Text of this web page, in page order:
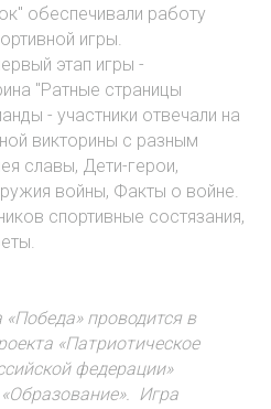
обеспечивали работу
игры.
этап игры -
"Ратные страницы
- участники отвечали на
викторины с разным
славы, Дети-герои,
войны, Факты о войне.
спортивные состязания,
проводится в
«Патриотическое
федерации»
Игра